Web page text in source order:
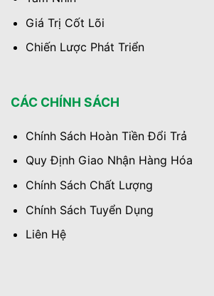
Giá Trị Cốt Lõi
Chiến Lược Phát Triển
CÁC CHÍNH SÁCH
Chính Sách Hoàn Tiền Đổi Trả
Quy Định Giao Nhận Hàng Hóa
Chính Sách Chất Lượng
Chính Sách Tuyển Dụng
Liên Hệ